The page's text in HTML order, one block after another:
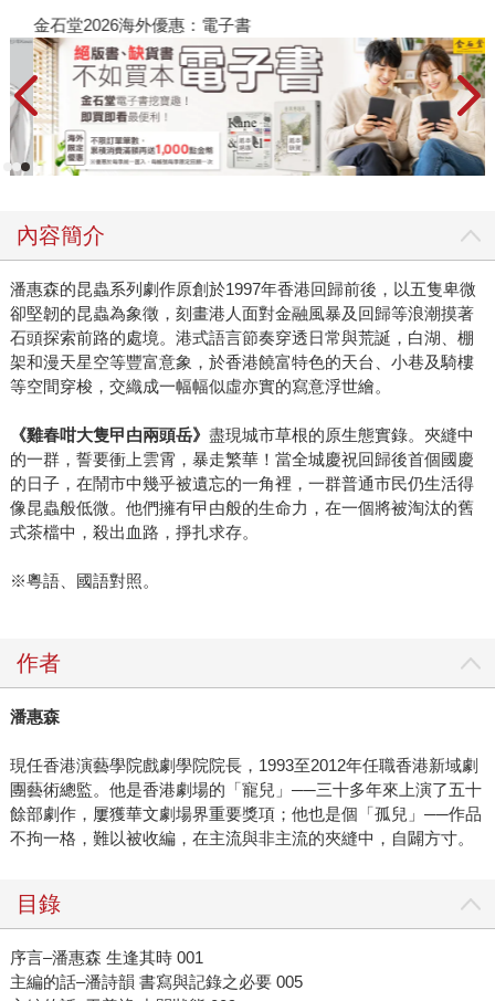
金石堂2026海外優惠：電子書
內容簡介
潘惠森的昆蟲系列劇作原創於1997年香港回歸前後，以五隻卑微
卻堅韌的昆蟲為象徵，刻畫港人面對金融風暴及回歸等浪潮摸著
石頭探索前路的處境。港式語言節奏穿透日常與荒誕，白湖、棚
架和漫天星空等豐富意象，於香港饒富特色的天台、小巷及騎樓
等空間穿梭，交織成一幅幅似虛亦實的寫意浮世繪。
《雞春咁大隻曱甴兩頭岳》 盡現城市草根的原生態實錄。夾縫中
的一群，誓要衝上雲霄，暴走繁華！當全城慶祝回歸後首個國慶
的日子，在鬧市中幾乎被遺忘的一角裡，一群普通市民仍生活得
像昆蟲般低微。他們擁有曱甴般的生命力，在一個將被淘汰的舊
式茶檔中，殺出血路，掙扎求存。
※粵語、國語對照。
作者
潘惠森
現任香港演藝學院戲劇學院院長，1993至2012年任職香港新域劇
團藝術總監。他是香港劇場的「寵兒」──三十多年來上演了五十
餘部劇作，屢獲華文劇場界重要獎項；他也是個「孤兒」──作品
不拘一格，難以被收編，在主流與非主流的夾縫中，自闢方寸。
目錄
序言–潘惠森 生逢其時 001
主編的話–潘詩韻 書寫與記錄之必要 005